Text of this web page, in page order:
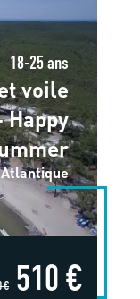
18-25 ans
voile
Happy
€ 510 €